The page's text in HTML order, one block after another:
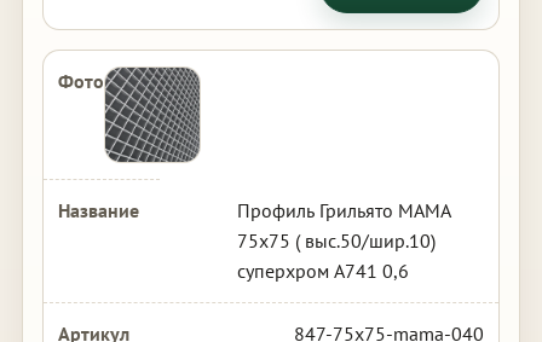
Профиль Грильято МАМА
75х75 ( выс.50/шир.10)
суперхром А741 0,6
847-75x75-mama-040